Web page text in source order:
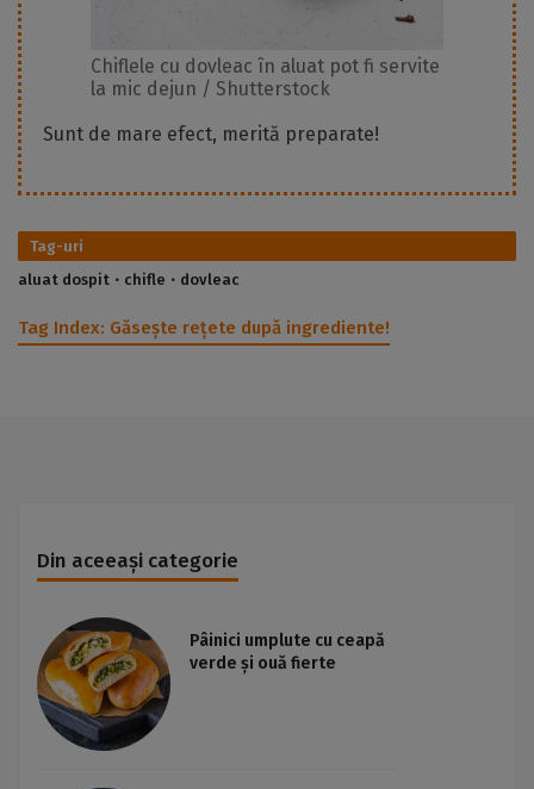
Chiflele cu dovleac în aluat pot fi servite
la mic dejun / Shutterstock
Sunt de mare efect, merită preparate!
Tag-uri
aluat dospit
chifle dovleac
Tag Index: Găsește rețete după ingrediente!
Din aceeași categorie
Pâinici umplute cu ceapă
verde și ouă fierte